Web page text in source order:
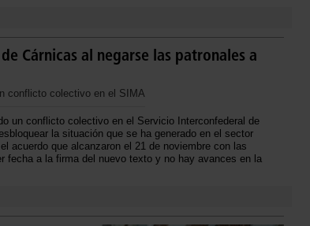
Cárnicas al negarse las patronales a
conflicto colectivo en el SIMA
un conflicto colectivo en el Servicio Interconfederal de
la situación que se ha generado en el sector
acuerdo que alcanzaron el 21 de noviembre con las
fecha a la firma del nuevo texto y no hay avances en la